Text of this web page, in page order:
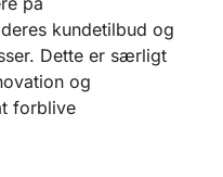
kundetilbud og
Dette er særligt
og
forblive